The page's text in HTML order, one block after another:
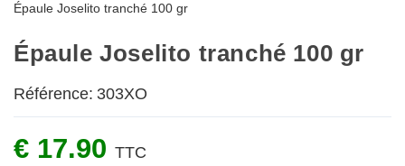
Épaule Joselito tranché 100 gr
Épaule Joselito tranché 100 gr
Référence: 303XO
€ 17.90 TTC